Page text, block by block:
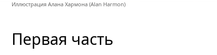
Иллюстрация Алана Хармона (Alan Harmon)
Первая часть